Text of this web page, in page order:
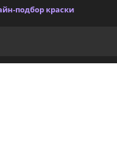
подбор краски